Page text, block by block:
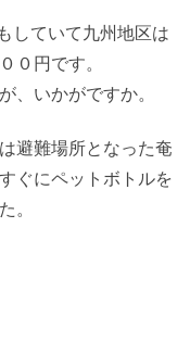
していて九州地区は
０円です。
、いかがですか。
避難場所となった奄
ぐにペットボトルを
。